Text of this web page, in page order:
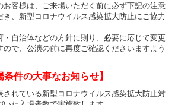
お客様は、ご来場いただく前に必ず下記の注意
、新型コロナウイルス感染拡大防止にご協力
自治体などの方針に則り、必要に応じて変更
で、公演の前に再度ご確認くださいますよう
条件の大事なお知らせ】
れている新型コロナウイルス感染拡大防止対